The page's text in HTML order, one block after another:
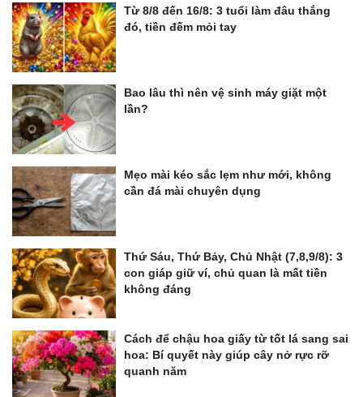
Từ 8/8 đến 16/8: 3 tuổi làm đâu thắng
đó, tiền đếm mỏi tay
Bao lâu thì nên vệ sinh máy giặt một
lần?
Mẹo mài kéo sắc lẹm như mới, không
cần đá mài chuyên dụng
Thứ Sáu, Thứ Bảy, Chủ Nhật (7,8,9/8): 3
con giáp giữ ví, chủ quan là mất tiền
không đáng
Cách để chậu hoa giấy từ tốt lá sang sai
hoa: Bí quyết này giúp cây nở rực rỡ
quanh năm